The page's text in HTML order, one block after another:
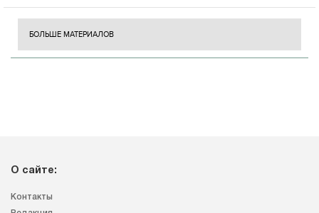
БОЛЬШЕ МАТЕРИАЛОВ
О сайте:
Контакты